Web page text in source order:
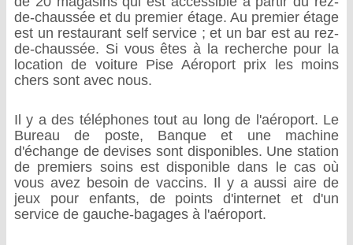
de-chaussée et du premier étage. Au premier étage
est un restaurant self service ; et un bar est au rez-
de-chaussée. Si vous êtes à la recherche pour la
location de voiture Pise Aéroport prix les moins
chers sont avec nous.
Il y a des téléphones tout au long de l'aéroport. Le
Bureau de poste, Banque et une machine
d'échange de devises sont disponibles. Une station
de premiers soins est disponible dans le cas où
vous avez besoin de vaccins. Il y a aussi aire de
jeux pour enfants, de points d'internet et d'un
service de gauche-bagages à l'aéroport.